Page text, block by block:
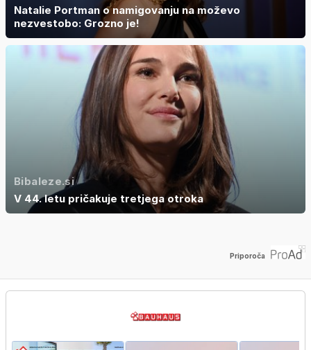
Natalie Portman o namigovanju na moževo
nezvestobo: Grozno je!
Bibaleze.si
V 44. letu pričakuje tretjega otroka
Priporoča